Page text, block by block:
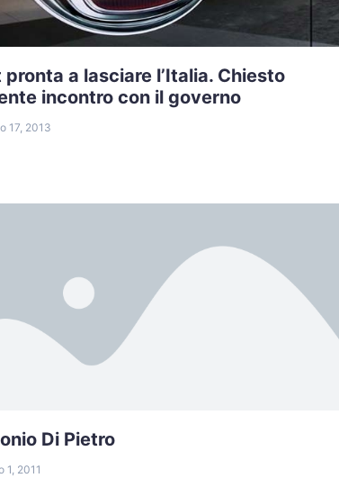
pronta a lasciare l’Italia. Chiesto
incontro con il governo
17, 2013
Di Pietro
1, 2011